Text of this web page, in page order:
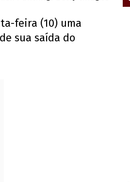
feira (10) uma
sua saída do